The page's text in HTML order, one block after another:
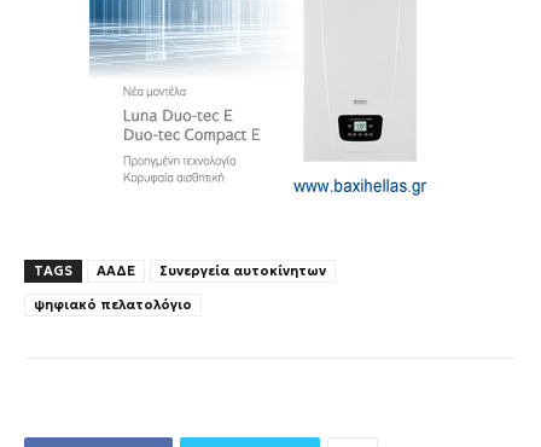
TAGS ΑΑΔΕ
Συνεργεία αυτοκίνητων
ψηφιακό πελατολόγιο